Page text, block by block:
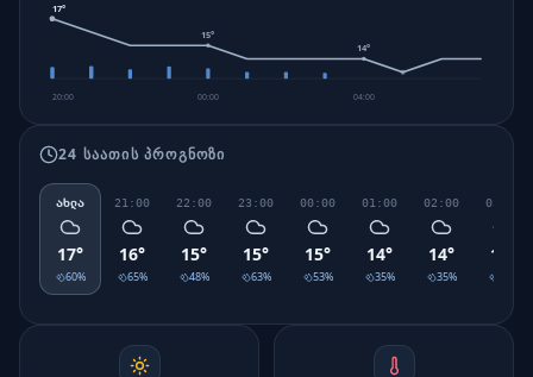
17°
20:00
15°
00:00
14°
04:00
24 ᲡᲐᲐᲗᲘᲡ ᲞᲠᲝᲒᲜᲝᲖᲘ
ახლა
17°
60%
21:00
16°
65%
22:00
15°
48%
23:00
15°
63%
00:00
15°
53%
01:00
14°
35%
02:00
14°
35%
03:00
14